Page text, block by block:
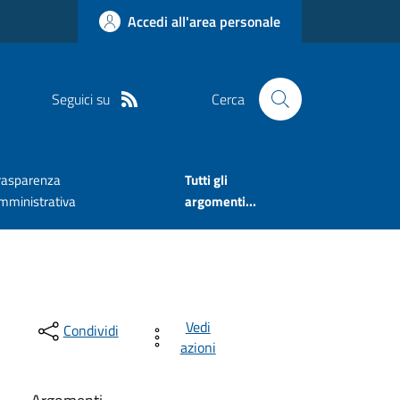
Accedi all'area personale
Seguici su Cerca
Tutti gli
argomenti...
Condividi
Vedi
azioni